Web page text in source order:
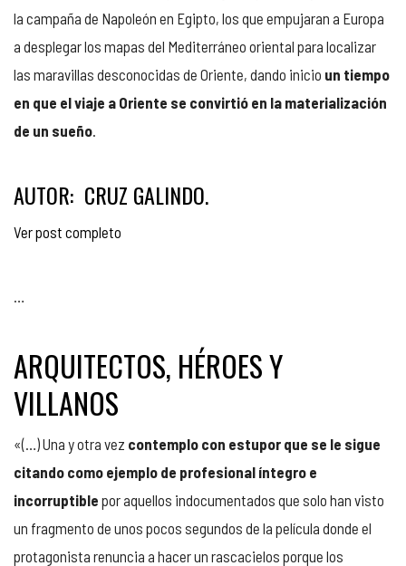
la campaña de Napoleón en Egipto, los que empujaran a Europa
a desplegar los mapas del Mediterráneo oriental para localizar
las maravillas desconocidas de Oriente, dando inicio un tiempo
en que el viaje a Oriente se convirtió en la materialización
de un sueño
AUTOR: CRUZ GALINDO.
Ver post completo
ARQUITECTOS, HÉROES Y
VILLANOS
«(…) Una y otra vez contemplo con estupor que se le sigue
citando como ejemplo de profesional íntegro e
incorruptible por aquellos indocumentados que solo han visto
un fragmento de unos pocos segundos de la película donde el
protagonista renuncia a hacer un rascacielos porque los